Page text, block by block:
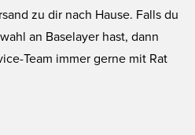
zu dir nach Hause. Falls du
an Baselayer hast, dann
Team immer gerne mit Rat